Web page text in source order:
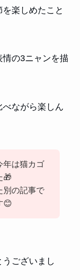
楽しめたこと
の3ニャンを描
ながら楽しん
年は猫カゴ
🎁
別の記事で
😊
ございまし